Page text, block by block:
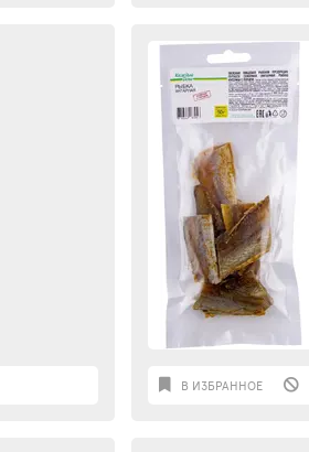
В ИЗБРАННОЕ